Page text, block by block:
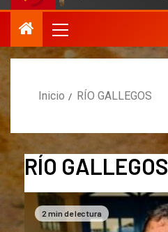
Inicio RÍO GALLEGOS
RÍO GALLEGOS
2 min de lectura